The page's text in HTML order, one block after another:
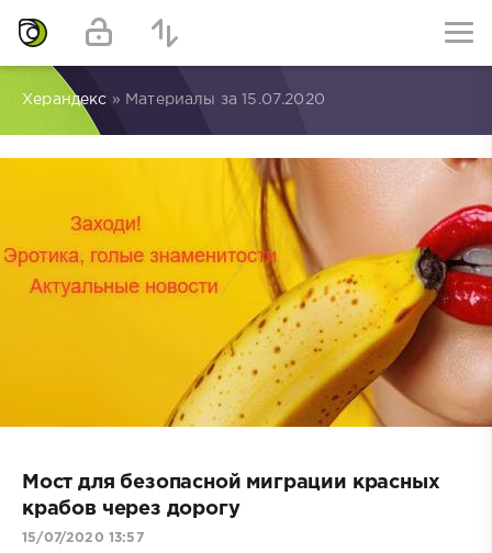
Херандекс » Материалы за 15.07.2020
Мост для безопасной миграции красных
крабов через дорогу
15/07/2020 13:57